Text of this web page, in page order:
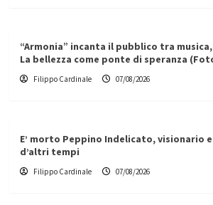
“Armonia” incanta il pubblico tra
La bellezza come ponte di speranza
Filippo Cardinale 07/08/2026
E’ morto Peppino Indelicato, visionario
d’altri tempi
Filippo Cardinale 07/08/2026